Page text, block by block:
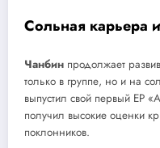
Сольная карьера
Чанбин продолжает
только в группе, но и на
выпустил свой первый EP
получил высокие оценки
поклонников.